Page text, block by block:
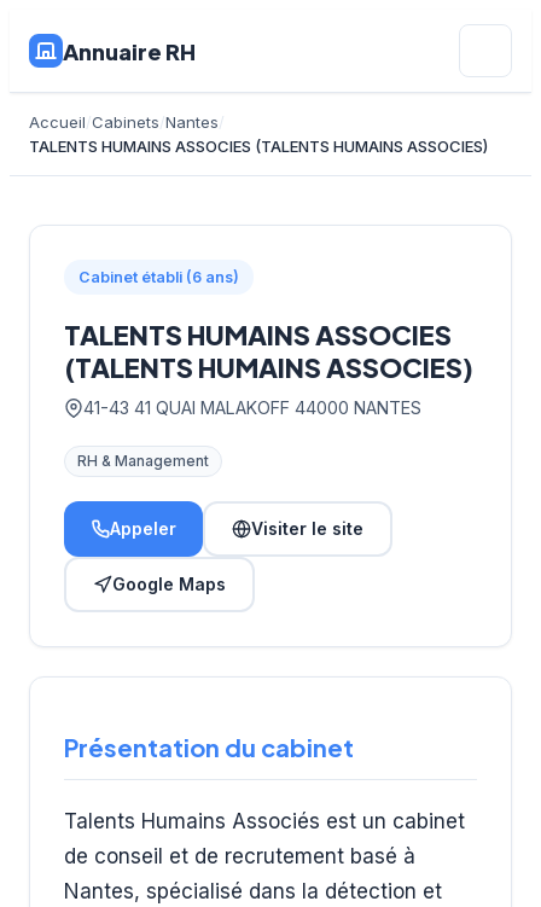
Annuaire RH
Accueil Cabinets Nantes
TALENTS HUMAINS ASSOCIES (TALENTS HUMAINS ASSOCIES)
Cabinet établi (6 ans)
TALENTS HUMAINS ASSOCIES
(TALENTS HUMAINS ASSOCIES)
41-43 41 QUAI MALAKOFF 44000 NANTES
RH & Management
Appeler Visiter le site
Google Maps
Présentation du cabinet
Talents Humains Associés est un cabinet
de conseil et de recrutement basé à
Nantes, spécialisé dans la détection et